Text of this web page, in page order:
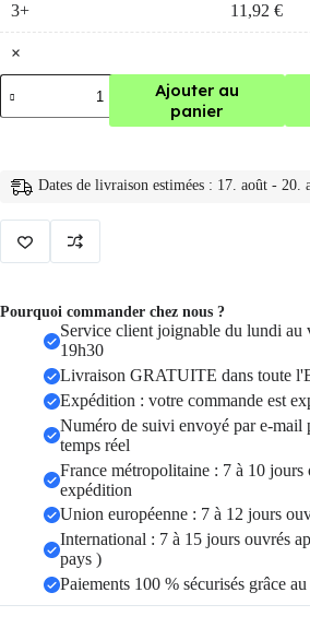
3+ 11,92 €
×
quantité
de
portefeuille
aluminium,
étui
Ajouter au
panier
Dates de livraison estimées : 17. août - 20.
Pourquoi commander chez nous ?
Service client joignable du lundi au
19h30
Livraison GRATUITE dans toute
Expédition : votre commande est
Numéro de suivi envoyé par e-mail
temps réel
France métropolitaine : 7 à 10 jours
expédition
Union européenne : 7 à 12 jours
International : 7 à 15 jours ouvrés
pays )
Paiements 100 % sécurisés grâce